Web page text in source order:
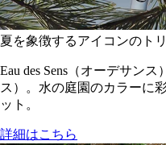
夏を象徴するアイコンのト
Eau des Sens（オーデサン
ス）。水の庭園のカラーに
ット。
詳細はこちら